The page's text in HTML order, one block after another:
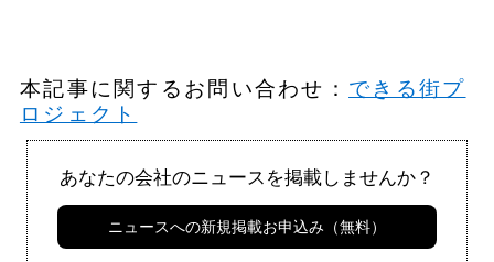
本記事に関するお問い合わせ： できる街プ
ロジェクト
あなたの会社のニュースを掲載しませんか？
ニュースへの新規掲載お申込み（無料）